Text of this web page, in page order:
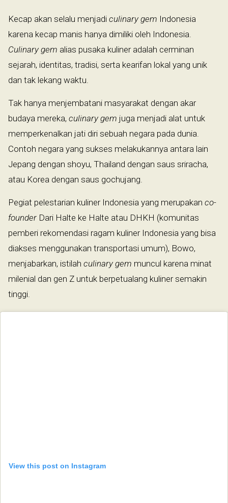
Kecap akan selalu menjadi culinary gem Indonesia
karena kecap manis hanya dimiliki oleh Indonesia.
Culinary gem alias pusaka kuliner adalah cerminan
sejarah, identitas, tradisi, serta kearifan lokal yang unik
dan tak lekang waktu.
Tak hanya menjembatani masyarakat dengan akar
budaya mereka, culinary gem juga menjadi alat untuk
memperkenalkan jati diri sebuah negara pada dunia.
Contoh negara yang sukses melakukannya antara lain
Jepang dengan shoyu, Thailand dengan saus sriracha,
atau Korea dengan saus gochujang.
Pegiat pelestarian kuliner Indonesia yang merupakan co-
founder Dari Halte ke Halte atau DHKH (komunitas
pemberi rekomendasi ragam kuliner Indonesia yang bisa
diakses menggunakan transportasi umum), Bowo,
menjabarkan, istilah culinary gem muncul karena minat
milenial dan gen Z untuk berpetualang kuliner semakin
tinggi.
View this post on Instagram